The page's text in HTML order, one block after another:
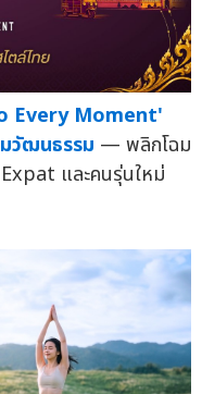
Every Moment'
วัฒนธรรม — พลิกโฉม
และคนรุ่นใหม่